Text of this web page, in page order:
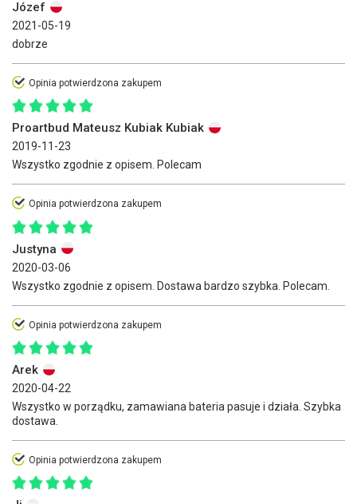
Józef
2021-05-19
dobrze
Opinia potwierdzona zakupem
Proartbud Mateusz Kubiak Kubiak
2019-11-23
Wszystko zgodnie z opisem. Polecam
Opinia potwierdzona zakupem
Justyna
2020-03-06
Wszystko zgodnie z opisem. Dostawa bardzo szybka. Polecam.
Opinia potwierdzona zakupem
Arek
2020-04-22
Wszystko w porządku, zamawiana bateria pasuje i działa. Szybka
dostawa.
Opinia potwierdzona zakupem